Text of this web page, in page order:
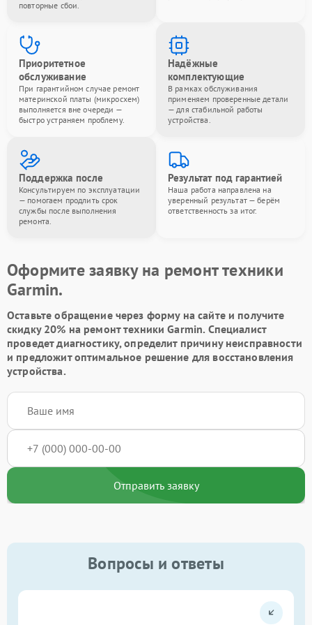
повторные сбои.
Приоритетное
обслуживание
При гарантийном случае ремонт
материнской платы (микросхем)
выполняется вне очереди —
быстро устраняем проблему.
Надёжные
комплектующие
В рамках обслуживания
применяем проверенные детали
— для стабильной работы
устройства.
Поддержка после
Консультируем по эксплуатации
— помогаем продлить срок
службы после выполнения
ремонта.
Результат под гарантией
Наша работа направлена на
уверенный результат — берём
ответственность за итог.
Оформите заявку на ремонт техники
Garmin.
Оставьте обращение через форму на сайте и получите
скидку 20% на ремонт техники Garmin. Специалист
проведет диагностику, определит причину неисправности
и предложит оптимальное решение для восстановления
устройства.
Отправить заявку
Вопросы и ответы